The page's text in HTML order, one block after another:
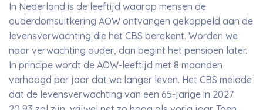
In Nederland is de leeftijd waarop mensen de
ouderdomsuitkering AOW ontvangen gekoppeld aan de
levensverwachting die het CBS berekent. Worden we
naar verwachting ouder, dan begint het pensioen later.
In principe wordt de AOW-leeftijd met 8 maanden
verhoogd per jaar dat we langer leven. Het CBS meldde
dat de levensverwachting van een 65-jarige in 2027